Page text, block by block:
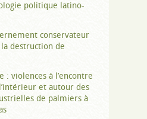
politique latino-
conservateur
destruction de
: violences à l’encontre
et autour des
de palmiers à